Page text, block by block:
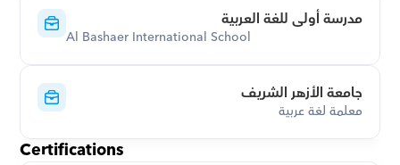
مدرسة أولى للغة العربية
Al Bashaer International School
جامعة الأزهر الشريف
معلمة لغة عربية
Certifications